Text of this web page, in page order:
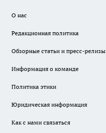
О нас
Редакционная политика
Обзорные статьи и пресс-релизы
Информация о команде
Политика этики
Юридическая информация
Как с нами связаться